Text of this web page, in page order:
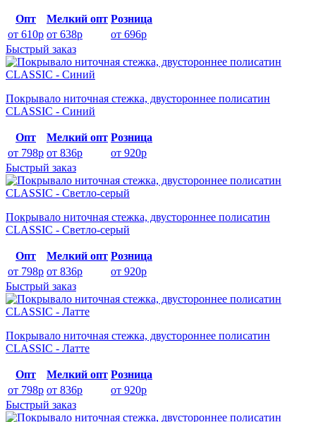
Опт Мелкий опт Розница
от 610р от 638р
от 696р
Быстрый заказ
Покрывало ниточная стежка, двустороннее полисатин
CLASSIC - Синий
Опт Мелкий опт Розница
от 798р от 836р
от 920р
Быстрый заказ
Покрывало ниточная стежка, двустороннее полисатин
CLASSIC - Светло-серый
Опт Мелкий опт Розница
от 798р от 836р
от 920р
Быстрый заказ
Покрывало ниточная стежка, двустороннее полисатин
CLASSIC - Латте
Опт Мелкий опт Розница
от 798р от 836р
от 920р
Быстрый заказ